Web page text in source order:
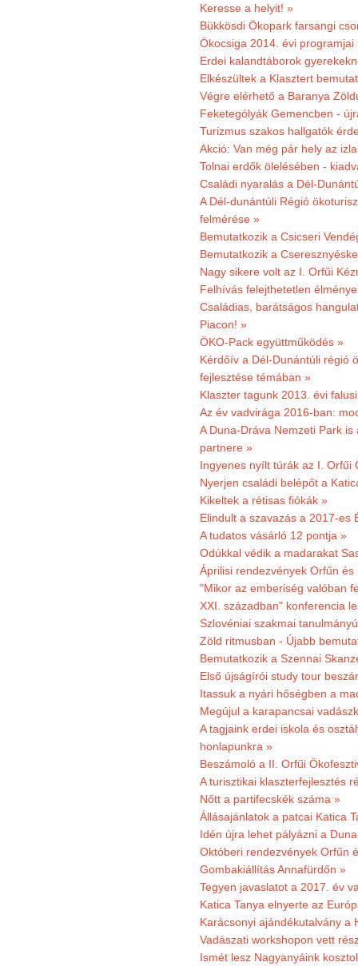
Keresse a helyit! »
Bükkösdi Ökopark farsangi
Ökocsiga 2014. évi programjai
Erdei kalandtáborok
Elkészültek a Klasztert
Végre elérhető a Baranya
Feketególyák Gemencben -
Turizmus szakos hallgatók
Akció: Van még pár hely az
Tolnai erdők ölelésében -
Családi nyaralás a Dél-
A Dél-dunántúli Régió
felmérése »
Bemutatkozik a Csicseri
Bemutatkozik a
Nagy sikere volt az I. Orfűi
Felhívás felejthetetlen
Családias, barátságos
Piacon! »
ÖKO-Pack együttműködés »
Kérdőív a Dél-Dunántúli régió
fejlesztése témában »
Klaszter tagunk 2013. évi
Az év vadvirága 2016-ban:
A Duna-Dráva Nemzeti Park
partnere »
Ingyenes nyílt túrák az I. Orfűi
Nyerjen családi belépőt a
Kikeltek a rétisas fiókák »
Elindult a szavazás a 2017-es
A tudatos vásárló 12 pontja »
Odúkkal védik a madarakat
Áprilisi rendezvények Orfűn és
"Mikor az emberiség valóban
XXI. században" konferencia
Szlovéniai szakmai
Zöld ritmusban - Újabb
Bemutatkozik a Szennai
Első újságírói study tour
Itassuk a nyári hőségben a
Megújul a karapancsai
A tagjaink erdei iskola és
honlapunkra »
Beszámoló a II. Orfűi
A turisztikai klaszterfejlesztés
Nőtt a partifecskék száma »
Állásajánlatok a patcai Katica
Idén újra lehet pályázni a
Októberi rendezvények Orfűn
Gombakiállítás Annafürdőn »
Tegyen javaslatot a 2017. év
Katica Tanya elnyerte az
Karácsonyi ajándékutalvány a
Vadászati workshopon vett
Ismét lesz Nagyanyáink